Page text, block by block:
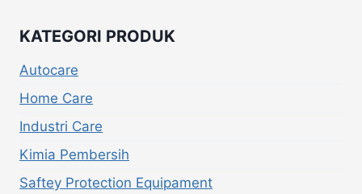
KATEGORI PRODUK
Autocare
Home Care
Industri Care
Kimia Pembersih
Saftey Protection Equipament